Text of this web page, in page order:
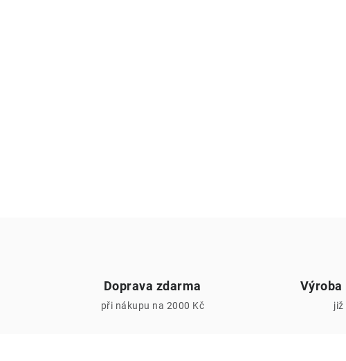
Doprava zdarma
při nákupu na 2000 Kč
Výroba
již